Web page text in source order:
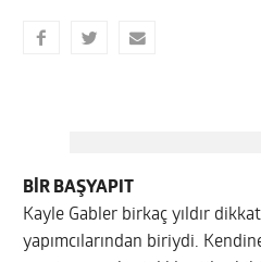
BİR BAŞYAPIT
Kayle Gabler birkaç yıldır
yapımcılarından biriydi.